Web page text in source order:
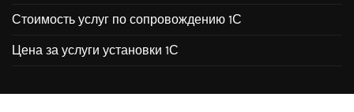
Стоимость услуг по сопровождению 1С
Цена за услуги установки 1С